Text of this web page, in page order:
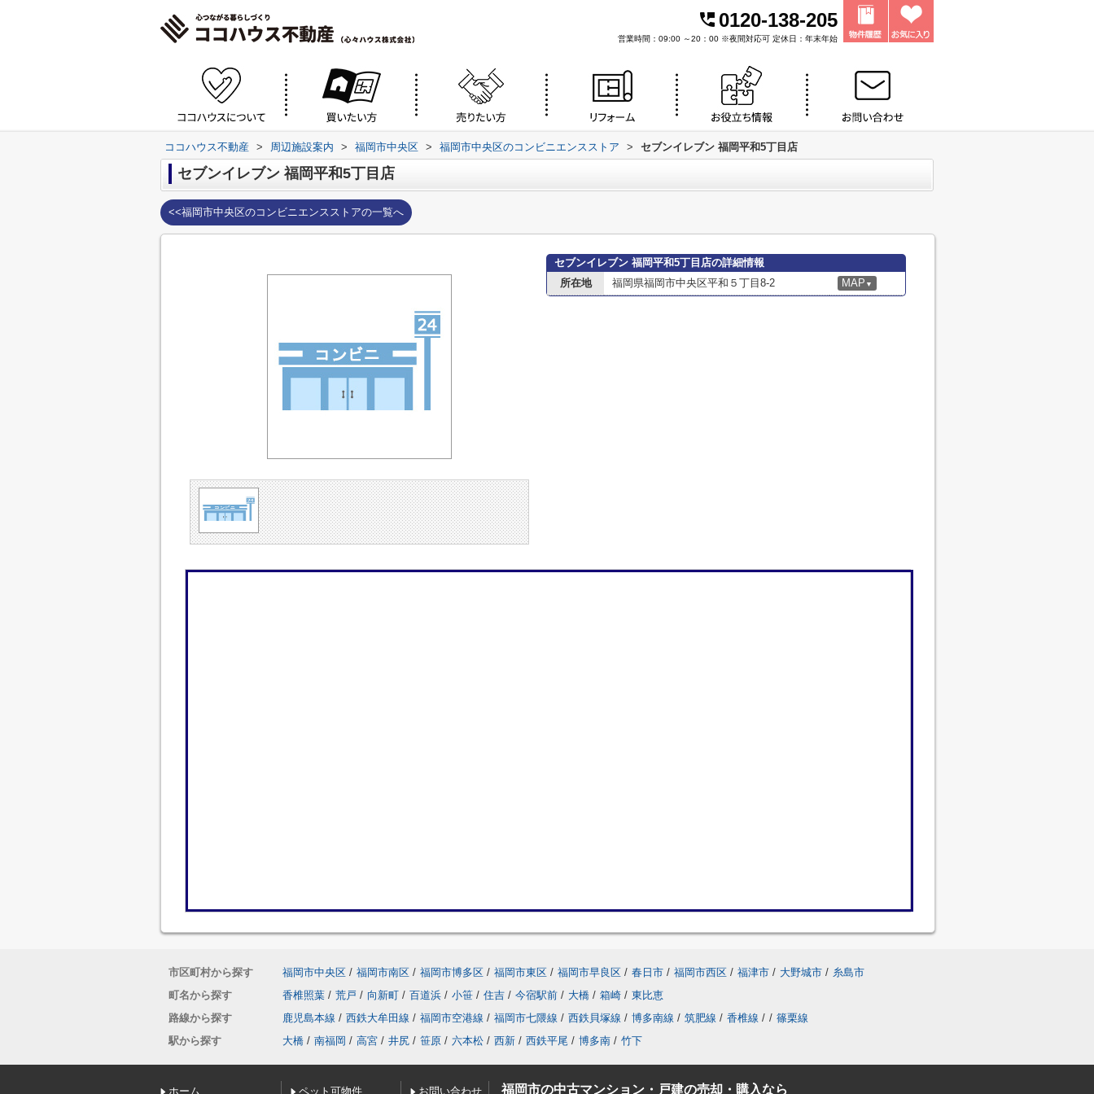
0120-138-205
営業時間：09:00 ～20：00 ※夜間対応可 定休日：年末年始
ココハウス不動産 > 周辺施設案内 > 福岡市中央区 > 福岡市中央区のコンビニエンスストア > セブンイレブン 福岡平和5丁目店
セブンイレブン 福岡平和5丁目店
<<福岡市中央区のコンビニエンスストアの一覧へ
セブンイレブン 福岡平和5丁目店の詳細情報
所在地
福岡県福岡市中央区平和５丁目8-2 MAP ▼
市区町村から探す 福岡市中央区 / 福岡市南区 / 福岡市博多区 / 福岡市東区 / 福岡市早良区 / 春日市 / 福岡市西区 / 福津市 / 大野城市 / 糸島市
町名から探す
香椎照葉 / 荒戸 / 向新町 / 百道浜 / 小笹 / 住吉 / 今宿駅前 / 大橋 / 箱崎 / 東比恵
路線から探す
鹿児島本線 / 西鉄大牟田線 / 福岡市空港線 / 福岡市七隈線 / 西鉄貝塚線 / 博多南線 / 筑肥線 / 香椎線 / / 篠栗線
駅から探す
大橋 / 南福岡 / 高宮 / 井尻 / 笹原 / 六本松 / 西新 / 西鉄平尾 / 博多南 / 竹下
ホーム ペット可物件 お問い合わせ 福岡市の中古マンション・戸建の売却・購入なら